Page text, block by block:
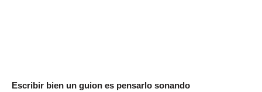
Escribir bien un guion es pensarlo sonando